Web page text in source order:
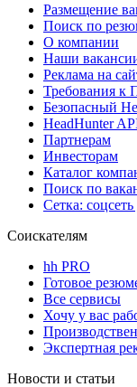
Размещение
Поиск по
О компании
Наши
Реклама на
Требования к
Безопасный
HeadHunter
Партнерам
Инвесторам
Каталог
Поиск по
Сетка:
Соискателям
hh PRO
Готовое
Все сервисы
Хочу у вас
Экспертная
Новости и статьи